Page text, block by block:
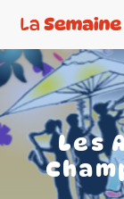
Les